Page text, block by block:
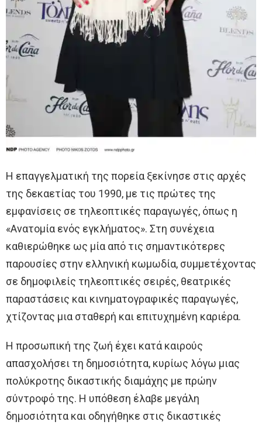
Η επαγγελματική της πορεία ξεκίνησε στις αρχές
της δεκαετίας του 1990, με τις πρώτες της
εμφανίσεις σε τηλεοπτικές παραγωγές, όπως η
«Ανατομία ενός εγκλήματος». Στη συνέχεια
καθιερώθηκε ως μία από τις σημαντικότερες
παρουσίες στην ελληνική κωμωδία, συμμετέχοντας
σε δημοφιλείς τηλεοπτικές σειρές, θεατρικές
παραστάσεις και κινηματογραφικές παραγωγές,
χτίζοντας μια σταθερή και επιτυχημένη καριέρα.
Η προσωπική της ζωή έχει κατά καιρούς
απασχολήσει τη δημοσιότητα, κυρίως λόγω μιας
πολύκροτης δικαστικής διαμάχης με πρώην
σύντροφό της. Η υπόθεση έλαβε μεγάλη
δημοσιότητα και οδηγήθηκε στις δικαστικές